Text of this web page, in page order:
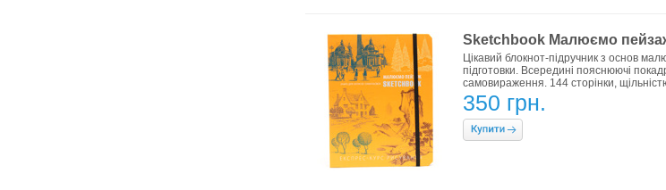
Sketchbook Малюємо
Цікавий блокнот-підручник з основ
підготовки. Всередині пояснюючі
самовираження. 144 сторінки,
350 грн.